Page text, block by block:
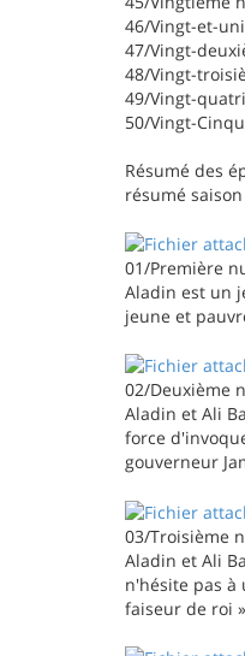
46/Vingt-et-
47/Vingt-
48/Vingt-
49/Vingt-
50/Vingt-
Résumé des
résumé saison
01/Première
Aladin est un
jeune et
02/Deuxième
Aladin et Ali
force
gouverneur
03/Troisième
Aladin et Ali
n'hésite pas à
faiseur de roi